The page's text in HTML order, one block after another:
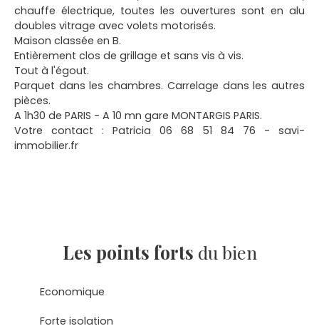
chauffe électrique, toutes les ouvertures sont en alu
doubles vitrage avec volets motorisés.
Maison classée en B.
Entièrement clos de grillage et sans vis à vis.
Tout à l'égout.
Parquet dans les chambres. Carrelage dans les autres
pièces.
A 1h30 de PARIS - A 10 mn gare MONTARGIS PARIS.
Votre contact : Patricia 06 68 51 84 76 - savi-
immobilier.fr
Les points forts du bien
Economique
Forte isolation